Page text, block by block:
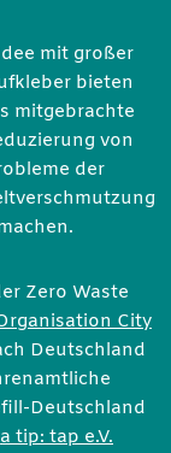
mit großer
bieten
mitgebrachte
von
der
Zero Waste
City
Deutschland
Deutschland
a tip: tap e.V.